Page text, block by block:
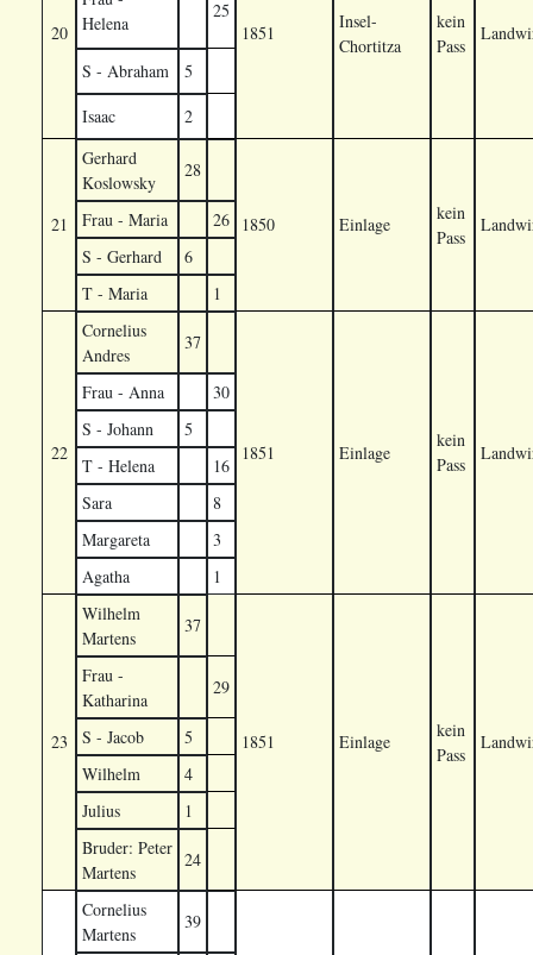
20 1851
Insel-
Chortitza
kein
Pass
Helena
25
S - Abraham
5
Isaac
2
21
Gerhard
Koslowsky
28
1850 Einlage
kein
Pass
Frau - Maria
26
S - Gerhard
6
T - Maria
1
22
Cornelius
Andres
37
1851 Einlage
kein
Pass
Frau - Anna
30
S - Johann
5
T - Helena
16
Sara
8
Margareta
3
Agatha
1
23
Wilhelm
Martens
37
1851 Einlage
kein
Pass
Frau -
Katharina
29
S - Jacob
5
Wilhelm
4
Julius
1
Bruder: Peter
Martens
24
Cornelius
Martens
39